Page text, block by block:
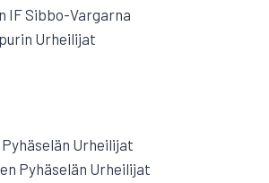
IF Sibbo-Vargarna
Urheilijat
Urheilijat
Pyhäselän Urheilijat